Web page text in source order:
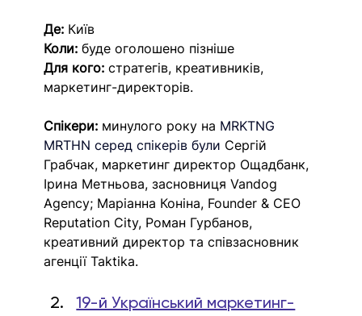
Де: Київ
Коли: буде оголошено пізніше
Для кого: стратегів, креативників,
маркетинг-директорів.
Спікери: минулого року на MRKTNG
MRTHN серед спікерів були Сергій
Грабчак, маркетинг директор Ощадбанк,
Ірина Метньова, засновниця Vandog
Agency; Маріанна Коніна, Founder & CEO
Reputation City, Роман Гурбанов,
креативний директор та співзасновник
агенції Taktika.
19-й Український маркетинг-